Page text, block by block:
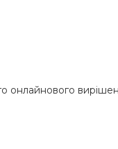
онлайнового